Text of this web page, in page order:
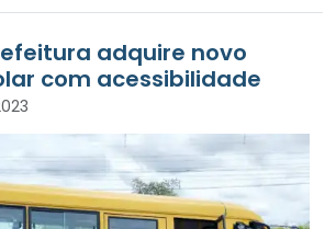
adquire novo
com acessibilidade